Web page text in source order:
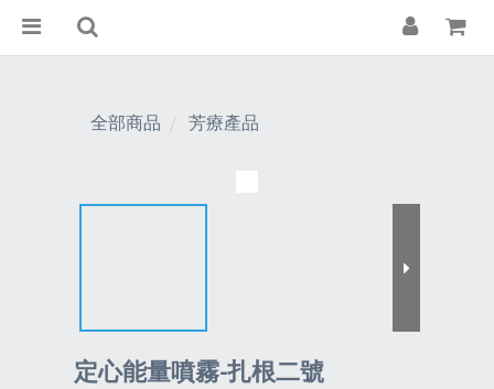
全部商品 芳療產品
定心能量噴霧-扎根二號